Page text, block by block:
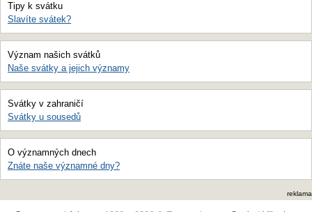
Tipy k svátku
Slavíte svátek?
Význam našich svátků
Naše svátky a jejich významy
Svátky v zahraničí
Svátky u sousedů
O významných dnech
Znáte naše významné dny?
reklama